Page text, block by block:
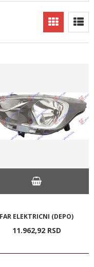
FAR ELEKTRICNI (DEPO)
11.962,92 RSD